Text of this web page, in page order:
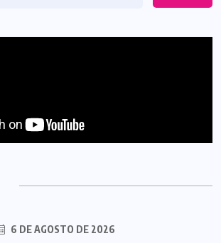
6 DE AGOSTO DE 2026